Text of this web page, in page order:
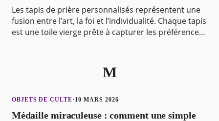
Les tapis de prière personnalisés représentent une
fusion entre l’art, la foi et l’individualité. Chaque tapis
est une toile vierge prête à capturer les préférences
M
OBJETS DE CULTE· 10 MARS 2026
Médaille miraculeuse : comment une simple